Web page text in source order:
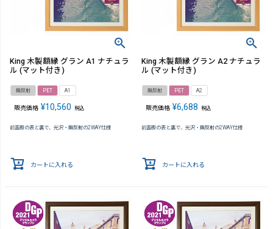
King 木製額縁 グラン A1 ナチュラ
ル (マット付き)
無反射 PET A1
販売価格 ¥10,560 税込
前面板の表と裏で、光沢・無反射の2WAY仕様
カートに入れる
King 木製額縁 グラン A2 ナチュラ
ル (マット付き)
無反射 PET A2
販売価格 ¥6,688 税込
前面板の表と裏で、光沢・無反射の2WAY仕様
カートに入れる